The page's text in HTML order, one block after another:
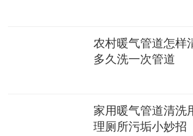
农村暖气管道怎样
多久洗一次管道
家用暖气管道清洗
理厕所污垢小妙招